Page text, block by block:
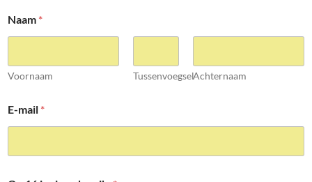
Naam *
Voornaam TussenvoegselAchternaam
E-mail *